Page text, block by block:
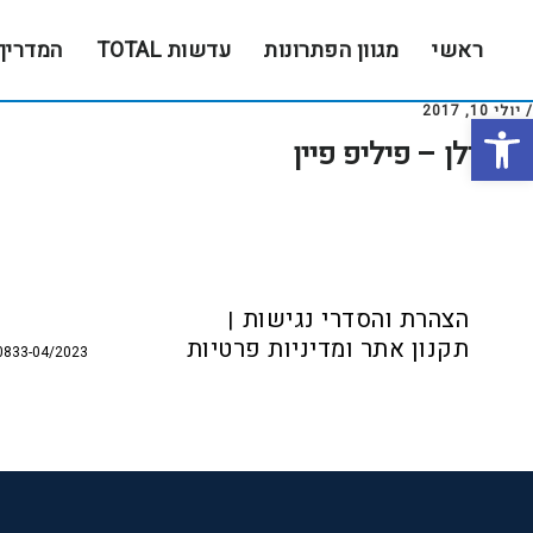
פתח סרגל נגישות
footerראשי מגוון הפתרונות עדשות TOTAL
/ יולי 10, 2017
בר אילן – פיליפ פיין
Footer
הצהרת והסדרי נגישות
תקנון אתר ומדיניות פרטיות
04/2023